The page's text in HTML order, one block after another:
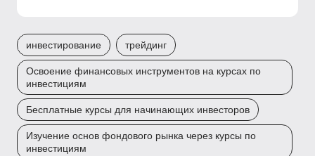
инвестирование трейдинг
Освоение финансовых инструментов на курсах по
инвестициям
Бесплатные курсы для начинающих инвесторов
Изучение основ фондового рынка через курсы по
инвестициям